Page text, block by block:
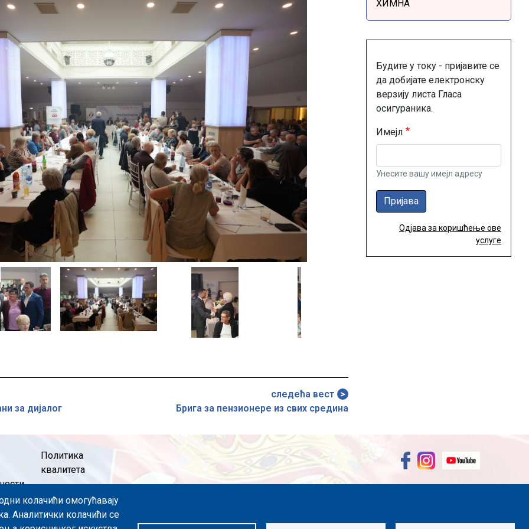
Image Image Image
за дијалог
следећа вест
Брига за пензионере из свих средина
ХИМНА
Будите у току - пријавите се
да добијате електронску
верзију листа Гласа
осигураника.
Имејл
Унесите вашу имејл адресу
Пријава
Одјава за коришћење ове
услуге
Политика
квалитета
колачићи омогућавају
Аналитички колачићи се